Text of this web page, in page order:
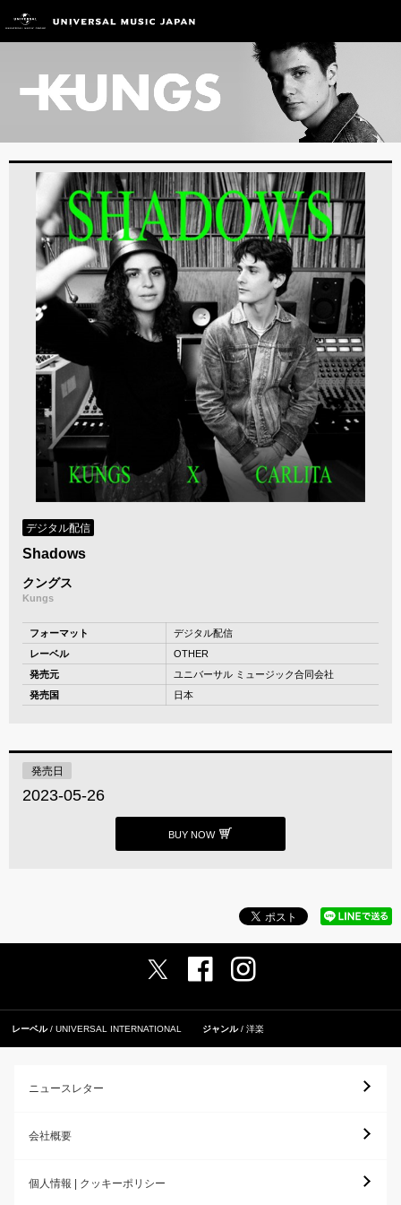
デジタル配信
Shadows
クングス
Kungs
フォーマット
デジタル配信
レーベル
OTHER
発売元
ユニバーサル ミュージック合同会社
発売国
日本
発売日
2023-05-26
BUY NOW
レーベル UNIVERSAL INTERNATIONAL ジャンル 洋楽
ニュースレター
会社概要
個人情報 | クッキーポリシー